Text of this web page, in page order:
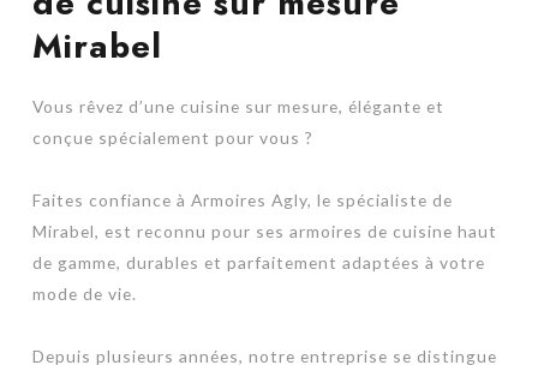
Mirabel
Vous rêvez d’une cuisine sur mesure, élégante et
conçue spécialement pour vous ?
Faites confiance à Armoires Agly, le spécialiste de
Mirabel, est reconnu pour ses armoires de cuisine haut
de gamme, durables et parfaitement adaptées à votre
mode de vie.
Depuis plusieurs années, notre entreprise se distingue